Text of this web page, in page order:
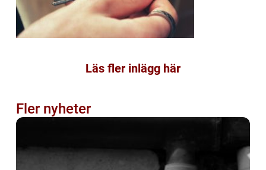
Läs fler inlägg här
Fler nyheter